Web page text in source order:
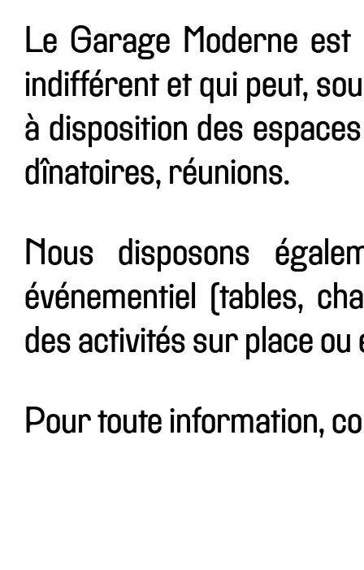
Le Garage Moderne
indifférent et qui peut,
à disposition des
dînatoires, réunions.
Nous disposons
événementiel (tables,
des activités sur place
Pour toute information,